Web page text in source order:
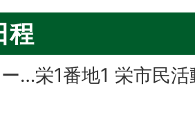
程
…栄1番地1 栄市民